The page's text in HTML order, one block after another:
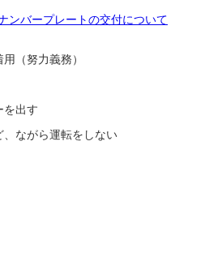
ンバープレートの交付について
（努力義務）
を出す
ながら運転をしない